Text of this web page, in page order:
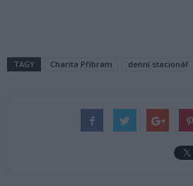
TAGY Charita Příbram denní stacionář